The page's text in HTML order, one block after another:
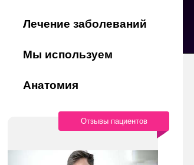
Лечение заболеваний
Мы используем
Анатомия
Отзывы пациентов